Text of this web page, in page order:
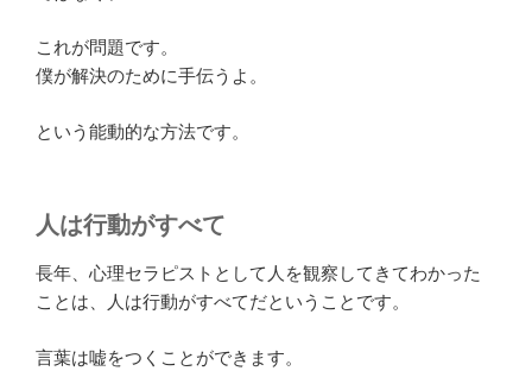
これが問題です。
僕が解決のために手伝うよ。
という能動的な方法です。
人は行動がすべて
長年、心理セラピストとして人を観察してきてわかった
ことは、人は行動がすべてだということです。
言葉は嘘をつくことができます。